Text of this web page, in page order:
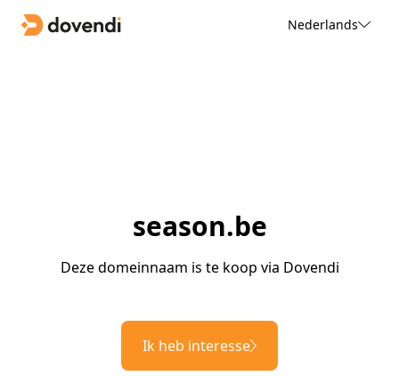
Nederlands
season.be
Deze domeinnaam is te koop via Dovendi
Ik heb interesse